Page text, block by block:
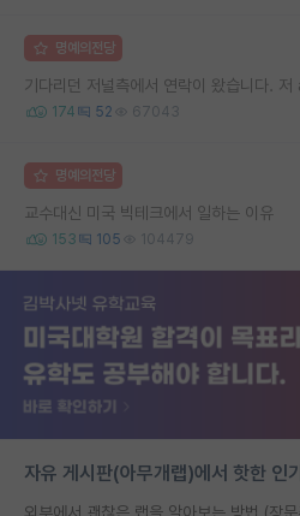
명예의전당
기다리던 저널측에서 연락이 왔습니다.
174 52 67043
명예의전당
교수대신 미국 빅테크에서 일하는 이유
153 105 104479
자유 게시판(아무개랩)에서 핫한 인
외부에서 괜찮은 랩을 알아보는 방법 (장문